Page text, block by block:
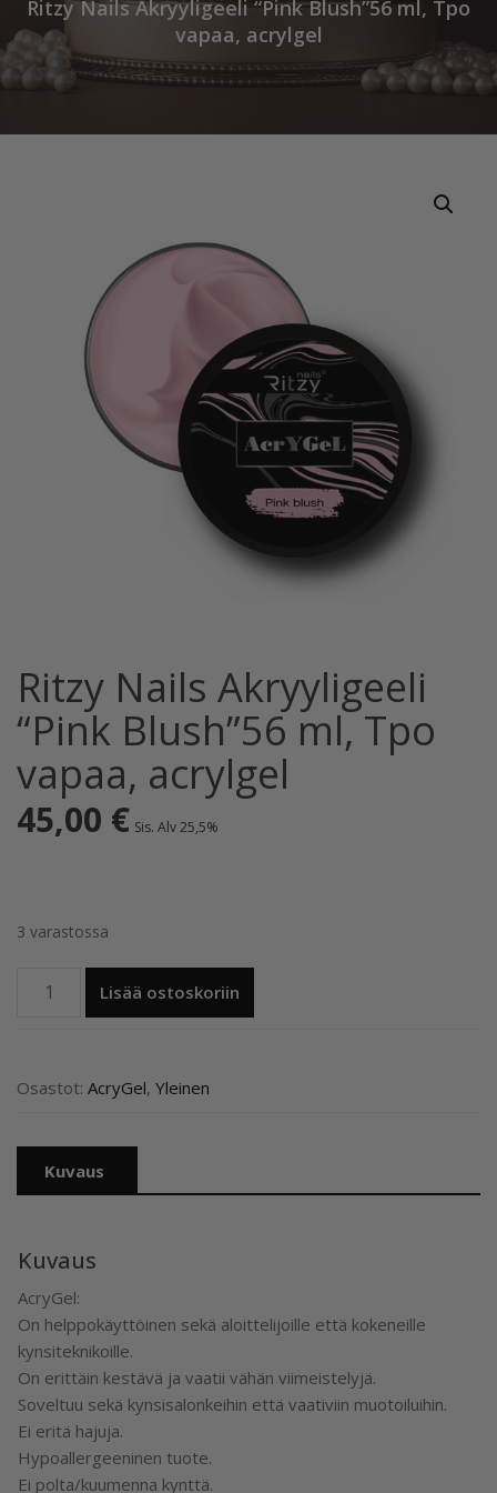
Ritzy Nails Akryyligeeli “Pink Blush”56 ml, Tpo
vapaa, acrylgel
Ritzy Nails Akryyligeeli
“Pink Blush”56 ml, Tpo
vapaa, acrylgel
45,00 € Sis. Alv 25,5%
3 varastossa
Nails
Blush”56
vapaa,
acrylgel
Lisää ostoskoriin
Osastot: AcryGel, Yleinen
Kuvaus
Kuvaus
AcryGel:
On helppokäyttöinen sekä aloittelijoille että kokeneille
kynsiteknikoille.
On erittäin kestävä ja vaatii vähän viimeistelyjä.
Soveltuu sekä kynsisalonkeihin että vaativiin muotoiluihin.
Ei eritä hajuja.
Hypoallergeeninen tuote.
Ei polta/kuumenna kynttä.